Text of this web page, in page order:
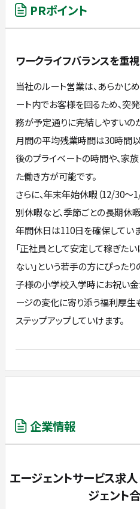
PRポイント
ワークライフバランスを重視
当社のルート営業は、あらかじ
ート内でお客様を回るため、突
務が予定通りに完結しやすいの
月間の平均残業時間は30時間
後のプライベートの時間や、家
た働き方が可能です。
さらに、年末年始休暇（12/30〜
別休暇など、季節ごとの長期休
年間休日は110日を確保していま
「正社員として安定して稼ぎた
ない」という若手の方にぴったり
子様の小学校入学時にお祝い金
ージの変化に寄り添う福利厚生
ステップアップしていけます。
企業情報
エージェントサービス求
ジェント